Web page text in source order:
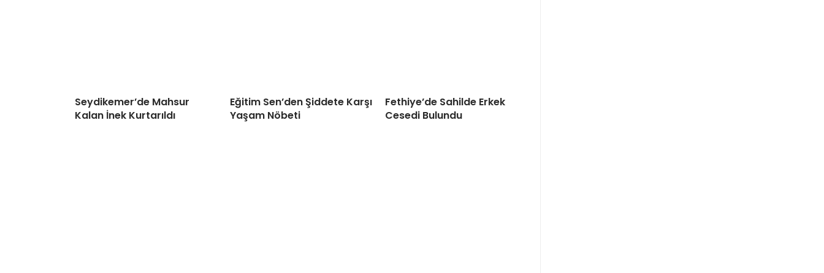
Seydikemer’de Mahsur
Kalan İnek Kurtarıldı
Eğitim Sen’den Şiddete Karşı
Yaşam Nöbeti
Fethiye’de Sahilde Erkek
Cesedi Bulundu